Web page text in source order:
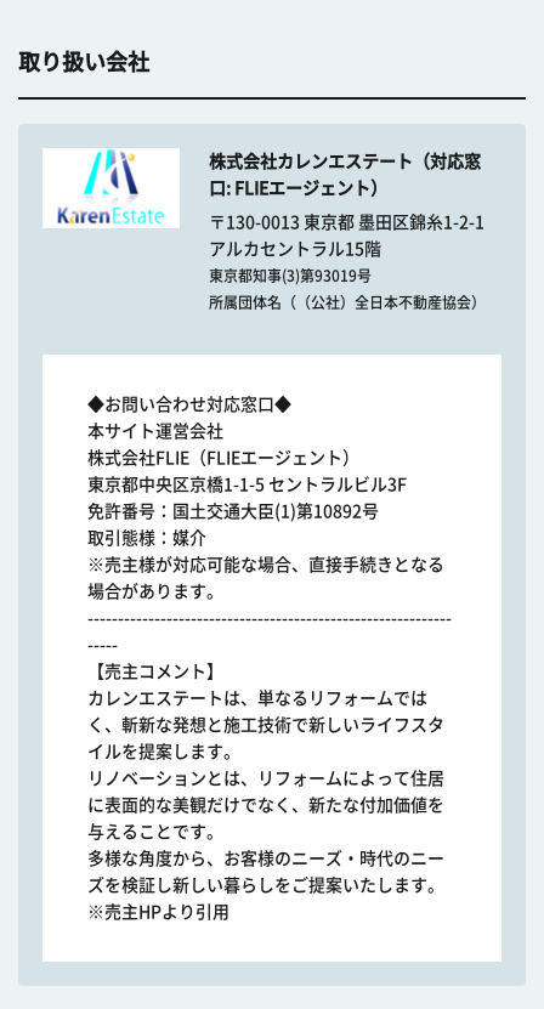
取り扱い会社
株式会社カレンエステート（対応窓
口: FLIEエージェント）
〒130-0013 東京都 墨田区錦糸1-2-1
アルカセントラル15階
東京都知事(3)第93019号
所属団体名（（公社）全日本不動産協会）
◆お問い合わせ対応窓口◆
本サイト運営会社
株式会社FLIE（FLIEエージェント）
東京都中央区京橋1-1-5 セントラルビル3F
免許番号：国土交通大臣(1)第10892号
取引態様：媒介
※売主様が対応可能な場合、直接手続きとなる
場合があります。
------------------------------------------------------------
-----
【売主コメント】
カレンエステートは、単なるリフォームでは
く、斬新な発想と施工技術で新しいライフスタ
イルを提案します。
リノベーションとは、リフォームによって住居
に表面的な美観だけでなく、新たな付加価値を
与えることです。
多様な角度から、お客様のニーズ・時代のニー
ズを検証し新しい暮らしをご提案いたします。
※売主HPより引用